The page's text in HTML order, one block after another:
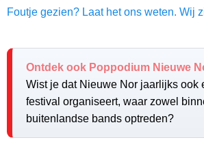
Foutje gezien? Laat het ons weten. Wij
Ontdek ook Poppodium Nieuwe
Wist je dat Nieuwe Nor jaarlijks ook
festival organiseert, waar zowel
buitenlandse bands optreden?